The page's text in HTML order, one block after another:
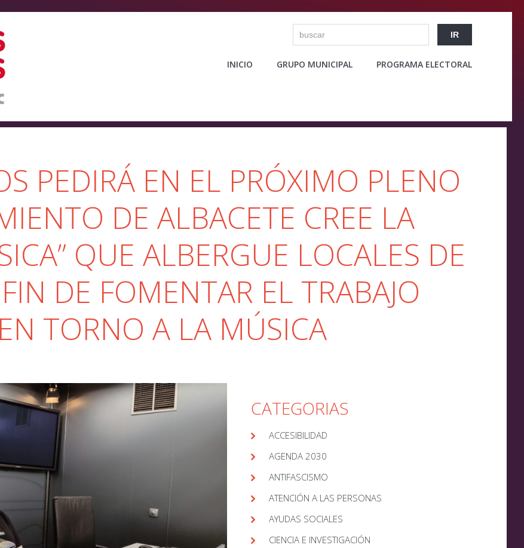
INICIO GRUPO MUNICIPAL PROGRAMA ELECTORAL
PEDIRÁ EN EL PRÓXIMO PLENO
DE ALBACETE CREE LA
QUE ALBERGUE LOCALES DE
DE FOMENTAR EL TRABAJO
TORNO A LA MÚSICA
CATEGORIAS
ACCESIBILIDAD
AGENDA 2030
ANTIFASCISMO
ATENCIÓN A LAS PERSONAS
AYUDAS SOCIALES
CIENCIA E INVESTIGACIÓN